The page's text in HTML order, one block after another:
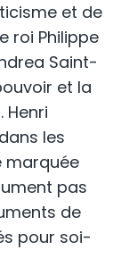
et de
roi Philippe
Saint-
et la
Henri
les
marquée
pas
de
pour soi-